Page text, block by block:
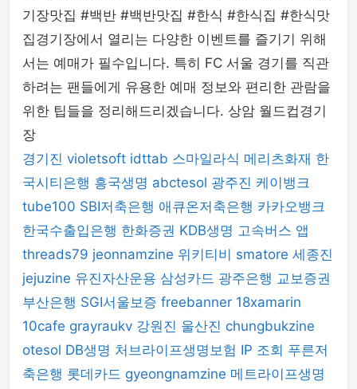
기장맛집 #백반 #백반맛집 #한식 #한식집 #한식맛
집경기장에서 열리는 다양한 이벤트를 즐기기 위해
서는 예매가 필수입니다. 특히 FC 서울 경기를 직관
하려는 팬들에게 유용한 예매 정보와 편리한 관람을
위한 팁들을 정리해드리겠습니다. 상암 월드컵경기
장
경기진 violetsoft idttab 스마일라식 메리츠화재 한
국시티은행 흥국생명 abctesol 광주진 케이뱅크
tube100 SBI저축은행 애큐온저축은행 카카오뱅크
한국수출입은행 한화증권 KDB생명 고속버스 앱
threads79 jeonnamzine 위키티비 smatore 세종진
jejuzine 유진자산운용 삼성카드 광주은행 교보증권
부산은행 SGI서울보증 freebanner 18xamarin
10cafe grayraukv 강원진 울산진 chungbukzine
otesol DB생명 처브라이프생명보험 IP 조회 푸른저
축은행 롯데카드 gyeongnamzine 메트라이프생명